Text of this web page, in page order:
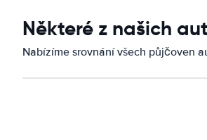
Některé z našich
Nabízíme srovnání všech půjčoven